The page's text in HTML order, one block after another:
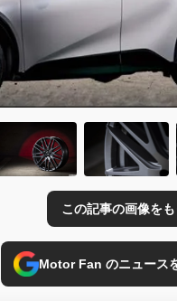
この記事の画像をも
Motor Fan のニュース